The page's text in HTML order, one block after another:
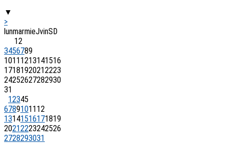
▼
>
lunmarmieJvinS D
12
3456789
1011 1213141516
17181920212223
24252627282930
31
12345
67891011 12
13141516171819
20212223242526
2728293031